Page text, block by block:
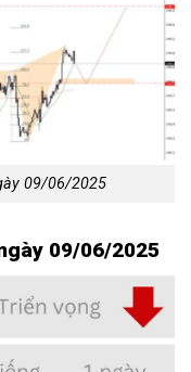
09/06/2025
09/06/2025